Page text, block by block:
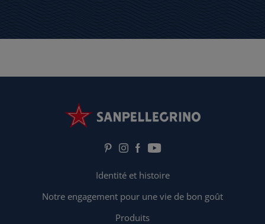
Identité et histoire
Notre engagement pour une vie de bon goût
Produits